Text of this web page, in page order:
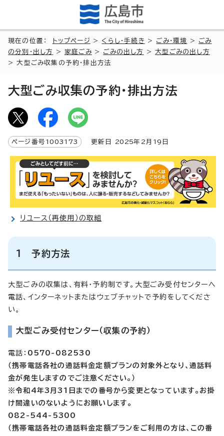
現在の位置： トップページ > くらし・手続き > ごみ・環境 > ごみ
の分別・出し方
> 家庭ごみ> ごみの出し方 >大型ごみの出し方
> 大型ごみ収集の予約・排出方法
大型ごみ収集の予約・排出方法
ページ番号 1003173 更新日 2025年2月 19 日
リユース（再使用）の取組
1 予約方法
大型ごみの収集は、有料・予約制です。大型ごみ受付センターへ
電話、インターネットまたはウェブチャットで予約をしてくださ
い。
大型ごみ受付センター（収集の予約）
電話： 0570-082530
（携帯電話各社の通話料金定額プランの対象外となり、通話料
金が発生しますのでご注意ください。）
※令和4年3月31日までの番号から変更となっています。お掛
け間違いのないようにお願いします。
082-544-5300
（携帯電話各社の通話料金定額プランをご利用の方は、この番